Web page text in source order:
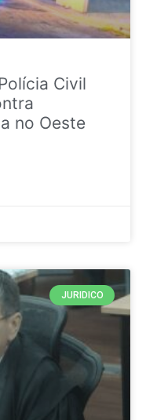
Civil
no Oeste
JURIDICO